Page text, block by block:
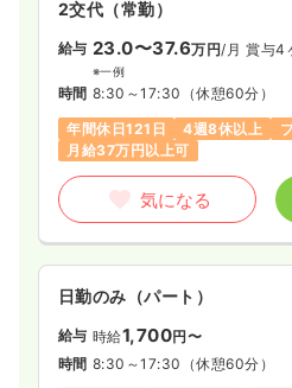
2交代（常勤）
給与 23.0〜37.6万円/月 賞与4
※一例
時間 8:30～17:30 （休憩60分）
年間休日121日
4週8休以上
月給37万円以上可
気になる
日勤のみ（パート）
給与 時給1,700円〜
時間 8:30～17:30 （休憩60分）